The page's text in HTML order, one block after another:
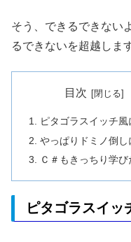
そう、できるできない
るできないを超越しま
目次
ピタゴラスイッチ風
やっぱりドミノ倒し
Ｃ＃もきっちり学び
ピタゴラスイッ